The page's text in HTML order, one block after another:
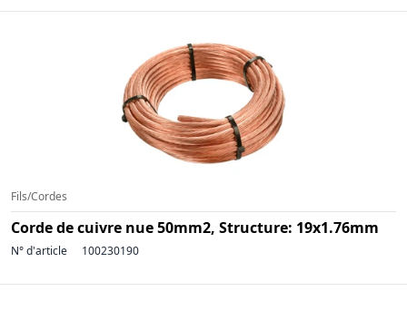
Fils/Cordes
Corde de cuivre nue 50mm2, Structure: 19x1.76mm
N° d'article 100230190